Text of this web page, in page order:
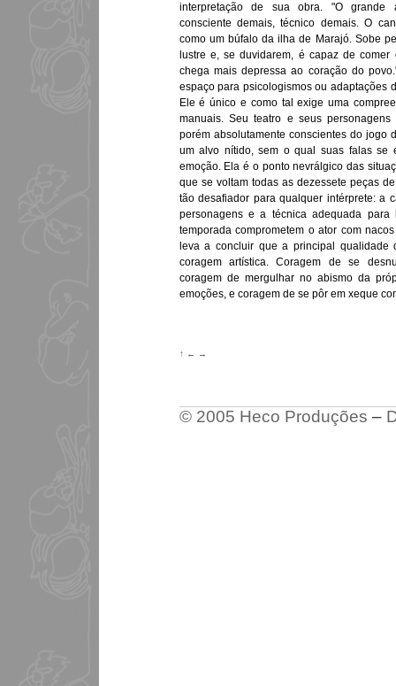
interpretação de sua obra. "O grande
consciente demais, técnico demais. O
como um búfalo da ilha de Marajó. Sobe
lustre e, se duvidarem, é capaz de
chega mais depressa ao coração do
espaço para psicologismos ou adaptações
Ele é único e como tal exige uma
manuais. Seu teatro e seus
porém absolutamente conscientes do jogo
um alvo nítido, sem o qual suas falas se
emoção. Ela é o ponto nevrálgico das
que se voltam todas as dezessete peças
tão desafiador para qualquer intérprete: a
personagens e a técnica adequada
temporada comprometem o ator com
leva a concluir que a principal
coragem artística. Coragem de se
coragem de mergulhar no abismo da
emoções, e coragem de se pôr em xeque
↑ ← →
© 2005 Heco Produções –